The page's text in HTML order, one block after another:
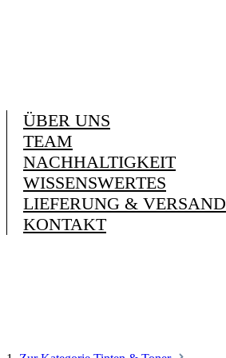
ÜBER UNS
TEAM
NACHHALTIGKEIT
WISSENSWERTES
LIEFERUNG & VERSAND
KONTAKT